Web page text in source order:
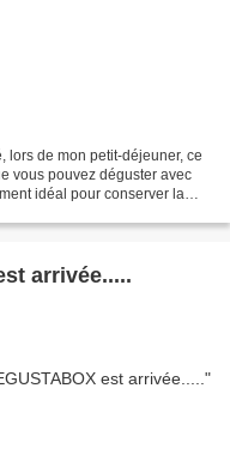
lors de mon petit-déjeuner, ce
vous pouvez déguster avec
idéal pour conserver la
arrivée.....